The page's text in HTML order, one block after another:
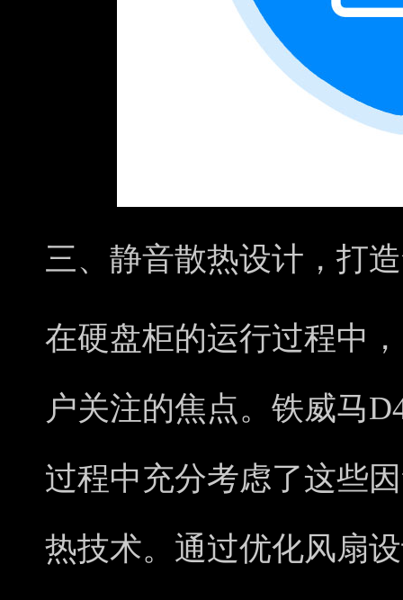
三、静音散热设计，打
在硬盘柜的运行过程中
户关注的焦点。铁威马
过程中充分考虑了这些
热技术。通过优化风扇